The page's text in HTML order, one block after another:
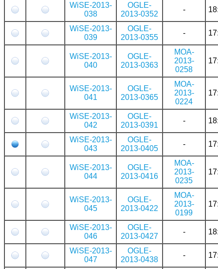
WiSE-2013-
038
OGLE-
2013-0352
-
WiSE-2013-
039
OGLE-
2013-0355
-
WiSE-2013-
040
OGLE-
2013-0363
MOA-
2013-
0258
WiSE-2013-
041
OGLE-
2013-0365
MOA-
2013-
0224
WiSE-2013-
042
OGLE-
2013-0391
-
WiSE-2013-
043
OGLE-
2013-0405
-
WiSE-2013-
044
OGLE-
2013-0416
MOA-
2013-
0235
WiSE-2013-
045
OGLE-
2013-0422
MOA-
2013-
0199
WiSE-2013-
046
OGLE-
2013-0427
-
WiSE-2013-
047
OGLE-
2013-0438
-